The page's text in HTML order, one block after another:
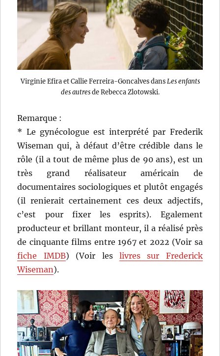
Virginie Efira et Callie Ferreira-Goncalves dans Les enfants
des autresde Rebecca Zlotowski.
Remarque :
* Le gynécologue est interprété par Frederik
Wiseman qui, à défaut d’être crédible dans le
rôle (il a tout de même plus de 90 ans), est un
très grand réalisateur américain de
documentaires sociologiques et plutôt engagés
(il renierait certainement ces deux adjectifs,
c’est pour fixer les esprits). Egalement
producteur et brillant monteur, il a réalisé près
de cinquante films entre 1967 et 2022 (Voir sa
fiche IMDB) (Voir les livres sur Frederick
Wiseman).